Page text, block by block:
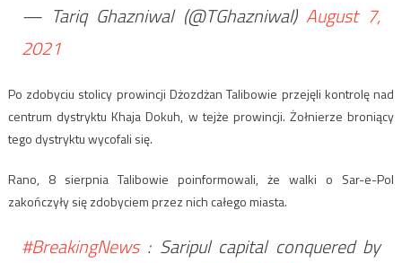
— Tariq Ghazniwal (@TGhazniwal) August 7,
2021
Po zdobyciu stolicy prowincji Dżozdżan Talibowie przejęli kontrolę nad
centrum dystryktu Khaja Dokuh, w tejże prowincji. Żołnierze broniący
tego dystryktu wycofali się.
Rano, 8 sierpnia Talibowie poinformowali, że walki o Sar-e-Pol
zakończyły się zdobyciem przez nich całego miasta.
#BreakingNews: Saripul capital conquered by